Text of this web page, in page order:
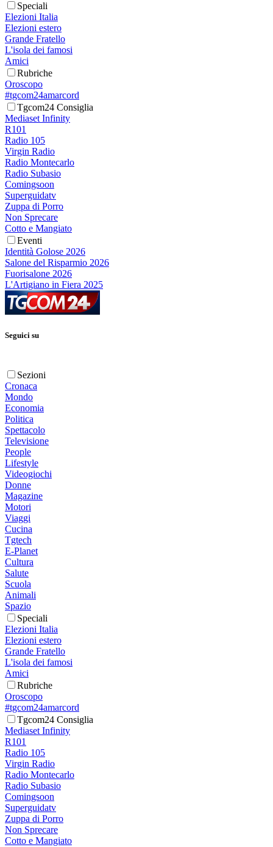
Speciali
Elezioni Italia
Elezioni estero
Grande Fratello
L'isola dei famosi
Amici
Rubriche
Oroscopo
#tgcom24amarcord
Tgcom24 Consiglia
Mediaset Infinity
R101
Radio 105
Virgin Radio
Radio Montecarlo
Radio Subasio
Comingsoon
Superguidatv
Zuppa di Porro
Non Sprecare
Cotto e Mangiato
Eventi
Identità Golose 2026
Salone del Risparmio 2026
Fuorisalone 2026
L'Artigiano in Fiera 2025
Seguici su
Sezioni
Cronaca
Mondo
Economia
Politica
Spettacolo
Televisione
People
Lifestyle
Videogiochi
Donne
Magazine
Motori
Viaggi
Cucina
Tgtech
E-Planet
Cultura
Salute
Scuola
Animali
Spazio
Speciali
Elezioni Italia
Elezioni estero
Grande Fratello
L'isola dei famosi
Amici
Rubriche
Oroscopo
#tgcom24amarcord
Tgcom24 Consiglia
Mediaset Infinity
R101
Radio 105
Virgin Radio
Radio Montecarlo
Radio Subasio
Comingsoon
Superguidatv
Zuppa di Porro
Non Sprecare
Cotto e Mangiato